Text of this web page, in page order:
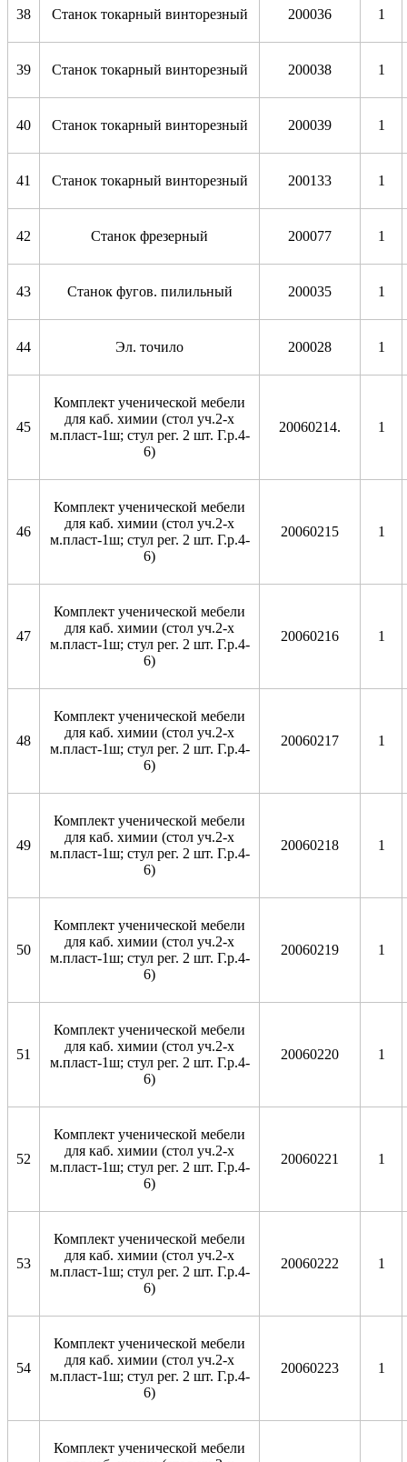
38 Станок токарный винторезный 200036 1
39 Станок токарный винторезный 200038 1
40 Станок токарный винторезный 200039 1
41 Станок токарный винторезный 200133 1
42 Станок фрезерный 200077 1
43 Станок фугов. пилильный 200035 1
44 Эл. точило 200028 1
45
Комплект ученической мебели
для каб. химии (стол уч.2-х
м.пласт-1ш; стул рег. 2 шт. Г.р.4-
6)
20060214. 1
46
Комплект ученической мебели
для каб. химии (стол уч.2-х
м.пласт-1ш; стул рег. 2 шт. Г.р.4-
6)
20060215 1
47
Комплект ученической мебели
для каб. химии (стол уч.2-х
м.пласт-1ш; стул рег. 2 шт. Г.р.4-
6)
20060216 1
48
Комплект ученической мебели
для каб. химии (стол уч.2-х
м.пласт-1ш; стул рег. 2 шт. Г.р.4-
6)
20060217 1
49
Комплект ученической мебели
для каб. химии (стол уч.2-х
м.пласт-1ш; стул рег. 2 шт. Г.р.4-
6)
20060218 1
50
Комплект ученической мебели
для каб. химии (стол уч.2-х
м.пласт-1ш; стул рег. 2 шт. Г.р.4-
6)
20060219 1
51
Комплект ученической мебели
для каб. химии (стол уч.2-х
м.пласт-1ш; стул рег. 2 шт. Г.р.4-
6)
20060220 1
52
Комплект ученической мебели
для каб. химии (стол уч.2-х
м.пласт-1ш; стул рег. 2 шт. Г.р.4-
6)
20060221 1
53
Комплект ученической мебели
для каб. химии (стол уч.2-х
м.пласт-1ш; стул рег. 2 шт. Г.р.4-
6)
20060222 1
54
Комплект ученической мебели
для каб. химии (стол уч.2-х
м.пласт-1ш; стул рег. 2 шт. Г.р.4-
6)
20060223 1
Комплект ученической мебели